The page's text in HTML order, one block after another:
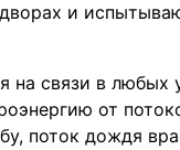
и
на связи в любых
от
поток дождя